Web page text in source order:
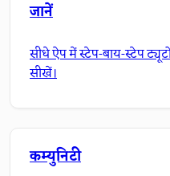
जानें
सीधे ऐप में स्टेप-बाय-स्टेप
सीखें।
कम्युनिटी